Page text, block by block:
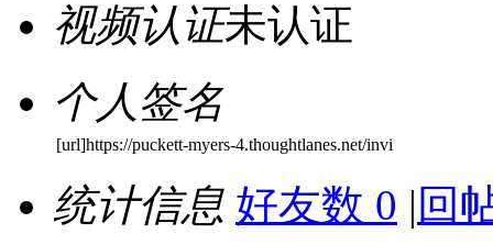
视频认证未认证
个人签名
[url]https://puckett-myers-4.thoughtlanes.net/invi
统计信息 好友数 0 | 回